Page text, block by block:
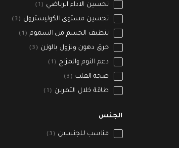
تحسين الاداء الرياضي 1
تحسين مستوى الكوليسترول 3
تنطيف الجسم من السموم 1
حرق دهون ونزول بالوزن 3
دعم النوم والمزاج 1
صحة القلب 3
طاقة خلال التمرين 1
الجنس
مناسب للجنسين 3